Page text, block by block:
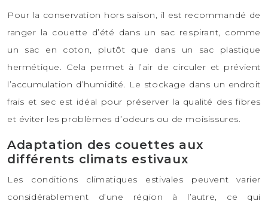
Pour la conservation hors saison, il est recommandé de
ranger la couette d’été dans un sac respirant, comme
un sac en coton, plutôt que dans un sac plastique
hermétique. Cela permet à l’air de circuler et prévient
l’accumulation d’humidité. Le stockage dans un endroit
frais et sec est idéal pour préserver la qualité des fibres
et éviter les problèmes d’odeurs ou de moisissures.
Adaptation des couettes aux
différents climats estivaux
Les conditions climatiques estivales peuvent varier
considérablement d’une région à l’autre, ce qui